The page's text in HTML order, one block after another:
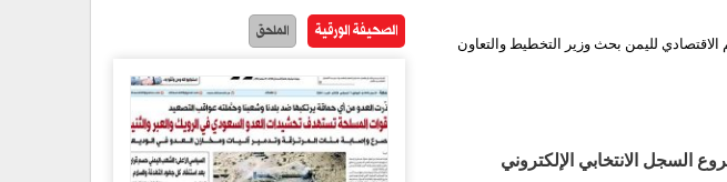
لليمن بحث وزير التخطيط والتعاون
السجل الانتخابي الإلكتروني
الصحيفة الورقية الملحق